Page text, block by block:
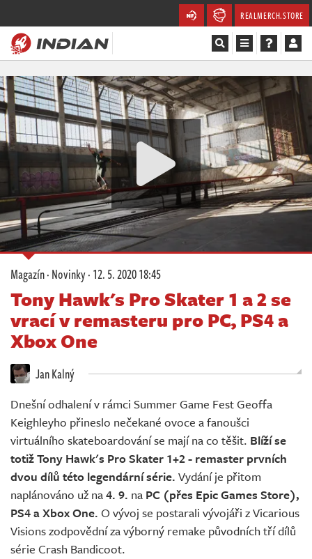
REALMERCH.STORE
Magazín
Recenze
Videa
Soutěže
Databáze
Komunita
Redakce
Živě
Magazín·Novinky·12. 5. 2020 18:45
Tony Hawk's Pro Skater 1 a 2 se
vrací v remasteru pro PC, PS4 a
Xbox One
Jan Kalný
Dnešní odhalení v rámci Summer Game Fest Geoffa
Keighleyho přineslo nečekané ovoce a fanoušci
virtuálního skateboardování se mají na co těšit. Blíží se
totiž Tony Hawk's Pro Skater 1+2 - remaster prvních
dvou dílů této legendární série. Vydání je přitom
naplánováno už na4. 9. na PC (přes Epic Games Store),
PS4 a Xbox One. O vývoj se postarali vývojáři z Vicarious
Visions zodpovědní za výborný remake původních tří dílů
série Crash Bandicoot.